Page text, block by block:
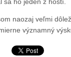
sa ho jeden z hostí.
naozaj veľmi
významný